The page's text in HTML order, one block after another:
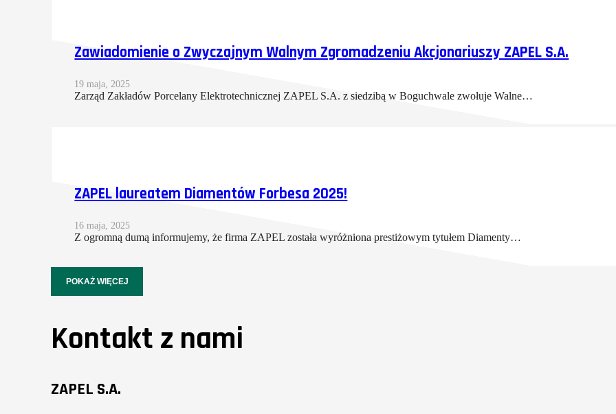
Zawiadomienie o Zwyczajnym Walnym Zgromadzeniu Akcjonariuszy ZAPEL S.A.
19 maja, 2025
Zarząd Zakładów Porcelany Elektrotechnicznej ZAPEL S.A. z siedzibą w Boguchwale zwołuje Walne…
ZAPEL laureatem Diamentów Forbesa 2025!
16 maja, 2025
Z ogromną dumą informujemy, że firma ZAPEL została wyróżniona prestiżowym tytułem Diamenty…
POKAŻ WIĘCEJ
Kontakt z nami
ZAPEL S.A.